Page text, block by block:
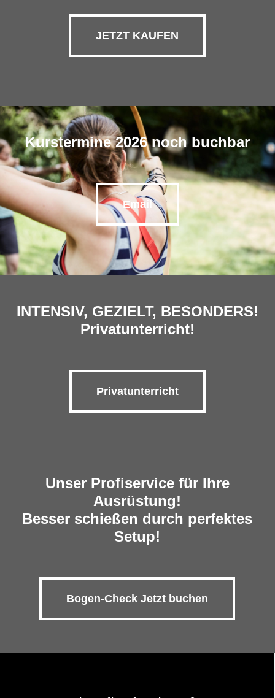
JETZT KAUFEN
Kurstermine 2026 noch buchbar
Email
INTENSIV, GEZIELT, BESONDERS!
Privatunterricht!
Privatunterricht
Unser Profiservice für Ihre
Ausrüstung!
Besser schießen durch perfektes
Setup!
Bogen-Check Jetzt buchen